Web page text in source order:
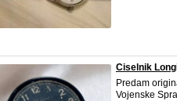
Ciselnik
Predam
Vojenske